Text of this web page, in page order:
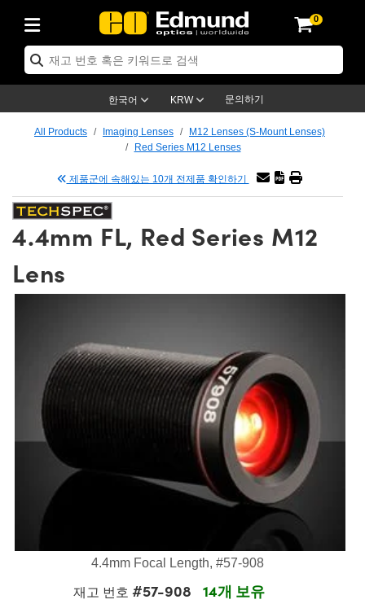
0
한국어 KRW 문의하기
Components
Coated Optics
Optics
품
Breadboards
Objectives
Micrometers
and Electronics
Lenses
Magnification Lenses
and Advanced Photography
Cameras
and Optomechanics
Cameras
& 조명
Test Targets
& Detection
Standards
Detection
Production
Tools
Products
Application
Tomography
Brand
Systems
제품생산
Products
Lenses
and Detection
Production
Products
Lenses
and Detection
Production
All Products Imaging Lenses
M12 Lenses (S-Mount Lenses)
Red Series M12 Lenses
제품군에 속해있는 10개 전제품 확인하기
4.4mm FL, Red Series M12
Lens
4.4mm Focal Length, #57-908
재고 번호 #57-908 14개 보유